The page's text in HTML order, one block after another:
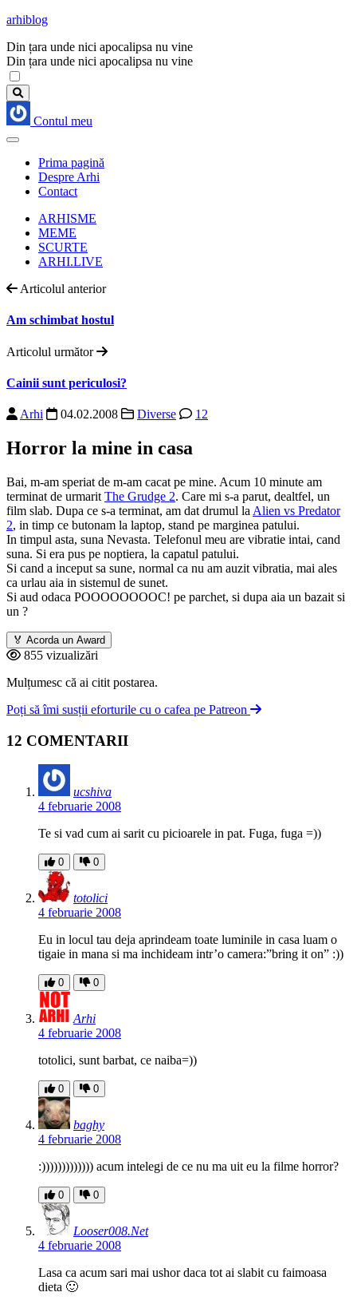
arhiblog
Din țara unde nici apocalipsa nu vine
Din țara unde nici apocalipsa nu vine
Contul meu
Prima pagină
Despre Arhi
Contact
ARHISME
MEME
SCURTE
ARHI.LIVE
Articolul anterior
Am schimbat hostul
Articolul următor
Cainii sunt periculosi?
Arhi 04.02.2008 Diverse 12
Horror la mine in casa
Bai, m-am speriat de m-am cacat pe mine. Acum 10 minute am
terminat de urmarit The Grudge 2. Care mi s-a parut, dealtfel, un
film slab. Dupa ce s-a terminat, am dat drumul la Alien vs Predator
2, in timp ce butonam la laptop, stand pe marginea patului.
In timpul asta, suna Nevasta. Telefonul meu are vibratie intai, cand
suna. Si era pus pe noptiera, la capatul patului.
Si cand a inceput sa sune, normal ca nu am auzit vibratia, mai ales
ca urlau aia in sistemul de sunet.
Si aud odaca POOOOOOOOC! pe parchet, si dupa aia un bazait si
un ?
🏅 Acorda un Award
855 vizualizări
Mulțumesc că ai citit postarea.
Poți să îmi susții eforturile cu o cafea pe Patreon
12 COMENTARII
ucshiva
4 februarie 2008
Te si vad cum ai sarit cu picioarele in pat. Fuga, fuga =))
0 0
totolici
4 februarie 2008
Eu in locul tau deja aprindeam toate luminile in casa luam o
tigaie in mana si ma inchideam intr’o camera:”bring it on” :))
0 0
Arhi
4 februarie 2008
totolici, sunt barbat, ce naiba=))
0 0
baghy
4 februarie 2008
:))))))))))))) acum intelegi de ce nu ma uit eu la filme horror?
0 0
Looser008.Net
4 februarie 2008
Lasa ca acum sari mai ushor daca tot ai slabit cu faimoasa
dieta 🙂